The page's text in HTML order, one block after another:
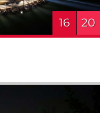
16 20